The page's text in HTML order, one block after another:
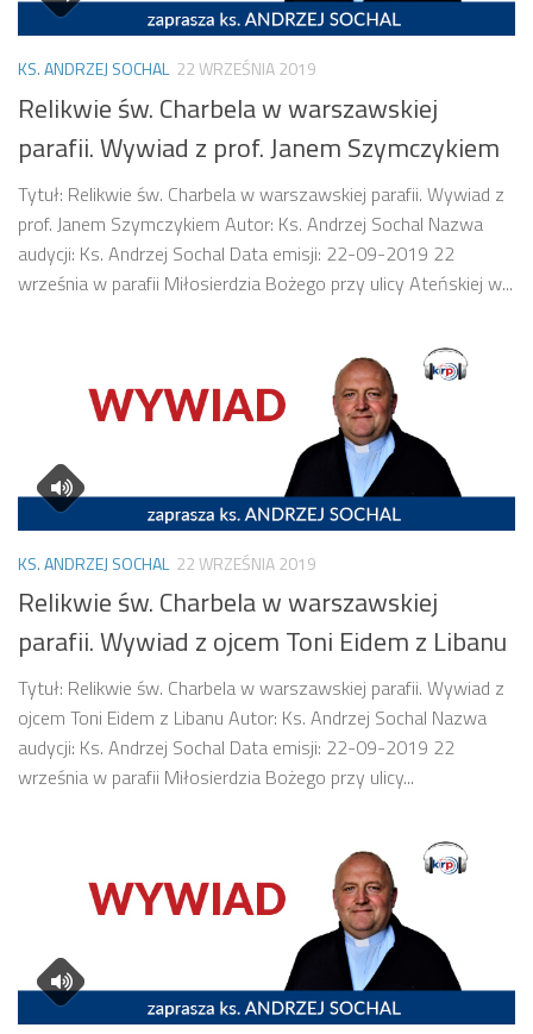
KS. ANDRZEJ SOCHAL 22 WRZEŚNIA 2019
Relikwie św. Charbela w warszawskiej
parafii. Wywiad z prof. Janem Szymczykiem
Tytuł: Relikwie św. Charbela w warszawskiej parafii. Wywiad z
prof. Janem Szymczykiem Autor: Ks. Andrzej Sochal Nazwa
audycji: Ks. Andrzej Sochal Data emisji: 22-09-2019 22
września w parafii Miłosierdzia Bożego przy ulicy Ateńskiej w...
KS. ANDRZEJ SOCHAL 22 WRZEŚNIA 2019
Relikwie św. Charbela w warszawskiej
parafii. Wywiad z ojcem Toni Eidem z Libanu
Tytuł: Relikwie św. Charbela w warszawskiej parafii. Wywiad z
ojcem Toni Eidem z Libanu Autor: Ks. Andrzej Sochal Nazwa
audycji: Ks. Andrzej Sochal Data emisji: 22-09-2019 22
września w parafii Miłosierdzia Bożego przy ulicy...